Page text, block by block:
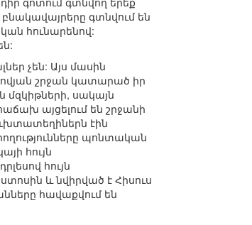
գտնվում են
հունարենով:
չեն: Այս մասին
շրջան կատարած իր
մզկիթների, սակայն
այցելում են շրջանի
էին
պոնտական
հույն
հույն
և նվիրված է Հիսուս
հավաքվում են